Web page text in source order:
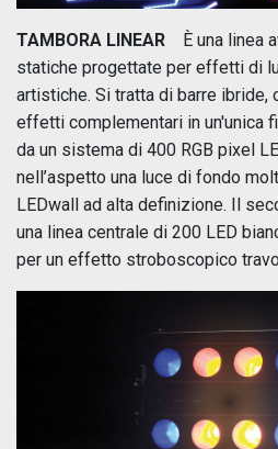
TAMBORA LINEAR È una linea
statiche progettate per effetti di
artistiche. Si tratta di barre ibride,
effetti complementari in un'unica
da un sistema di 400 RGB pixel
nell’aspetto una luce di fondo
LEDwall ad alta definizione. Il
una linea centrale di 200 LED
per un effetto stroboscopico